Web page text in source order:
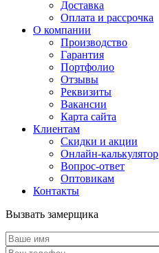
Доставка
Оплата и рассрочка
О компании
Производство
Гарантия
Портфолио
Отзывы
Реквизиты
Вакансии
Карта сайта
Клиентам
Скидки и акции
Онлайн-калькулятор
Вопрос-ответ
Оптовикам
Контакты
Вызвать замерщика